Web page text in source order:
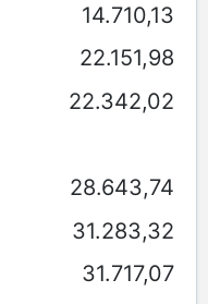
14.710,13
22.151,98
22.342,02
28.643,74
31.283,32
31.717,07